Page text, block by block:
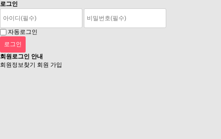
로그인
자동로그인
회원로그인 안내
회원정보찾기
회원 가입